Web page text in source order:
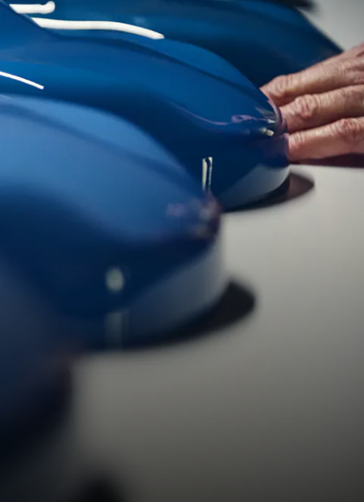
Vous avez rêvé d’un modèle unique. Créez-le. Votre
projet Sonderwunsch (Sur-mesure) peut avoir plusieurs
visages : personnalisation et combinaisons de
matériaux particulières dans l’habitacle, participation à
la conception de composants spécifiques, mais aussi
peintures design complexes sur la carrosserie et les
jantes, ou tissus inhabituels et revêtements spécifiques
en cuir. Si vous le souhaitez, nous pouvons intégrer vos
propres logos et éléments de design dans l’habitacle et
à l’extérieur, grâce à un travail manuel soigneusement
Véhicule entièrement nouveau ou modification sur
mesure, tout est possible. Par exemple, un pommeau de
levier de vitesses personnalisé ou un aileron arrière
modifié en hommage aux icônes de la course
automobile. En tant que chef de projet, vous dirigerez
une équipe de concepteurs, d’ingénieurs et de
sport vraiment individuelle.